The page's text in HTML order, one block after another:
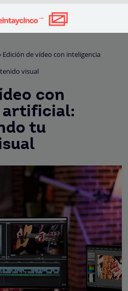
Edición de vídeo con inteligencia
visual
con
artificial:
tu